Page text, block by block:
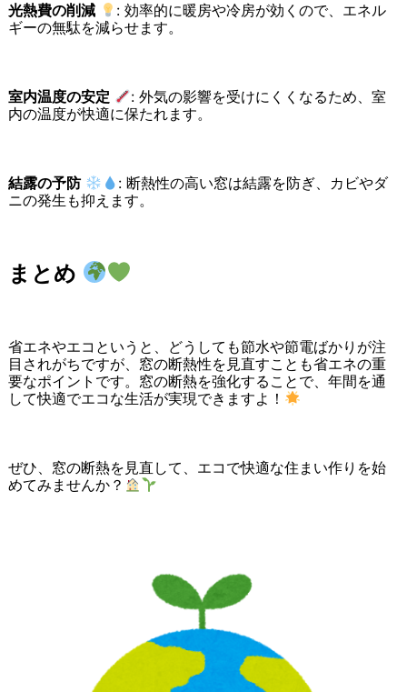
光熱費の削減
: 効率的に暖房や冷房が効くので、エネル
ギーの無駄を減らせます。
室内温度の安定
: 外気の影響を受けにくくなるため、室
内の温度が快適に保たれます。
結露の予防
: 断熱性の高い窓は結露を防ぎ、カビやダ
ニの発生も抑えます。
まとめ
省エネやエコというと、どうしても節水や節電ばかりが注
目されがちですが、窓の断熱性を見直すことも省エネの重
要なポイントです。窓の断熱を強化することで、年間を通
して快適でエコな生活が実現できますよ！
ぜひ、窓の断熱を見直して、エコで快適な住まい作りを始
めてみませんか？